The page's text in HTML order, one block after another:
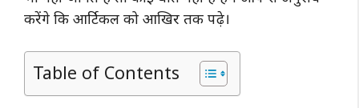
करेंगे कि आर्टिकल को आखिर तक पढ़े।
Table of Contents